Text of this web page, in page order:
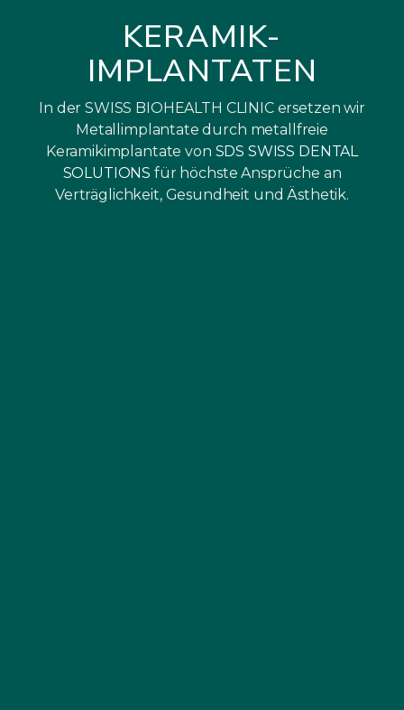
KERAMIK-
IMPLANTATEN
In der SWISS BIOHEALTH CLINIC ersetzen wir
Metallimplantate durch metallfreie
Keramikimplantate von SDS SWISS DENTAL
SOLUTIONS für höchste Ansprüche an
Verträglichkeit, Gesundheit und Ästhetik.